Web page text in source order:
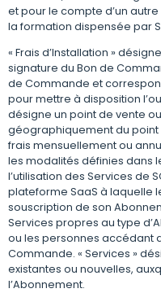
et pour le compte d’un
la formation dispensée par
« Frais d’Installation »
signature du Bon de
de Commande et
pour mettre à disposition
désigne un point de vente
géographiquement du point
frais mensuellement ou
les modalités définies dans
l’utilisation des Services de
plateforme SaaS à laquelle
souscription de son
Services propres au type
ou les personnes accédant
Commande. « Services »
existantes ou nouvelles,
l’Abonnement.